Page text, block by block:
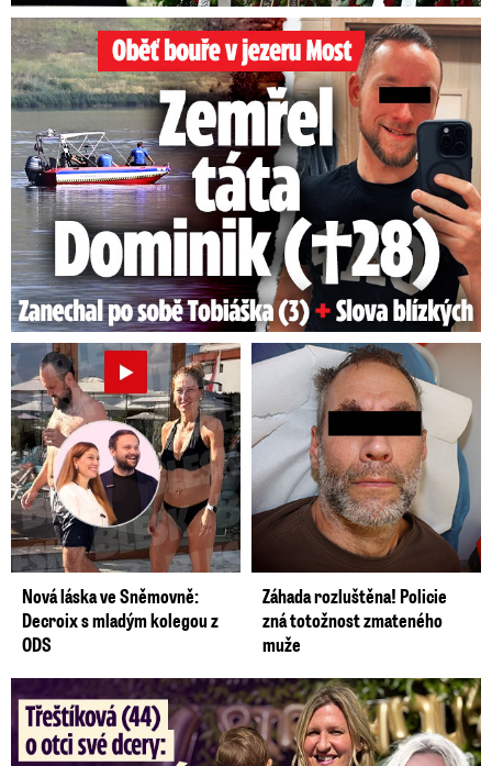
Oběť bouře v jezeru Most: Zemřel táta Dominik (†28)
Nová láska ve Sněmovně:
Decroix s mladým kolegou z
ODS
Záhada rozluštěna! Policie
zná totožnost zmateného
muže
Třeštíková (44) o otci dcery: Z dárce spermatu pravý táta